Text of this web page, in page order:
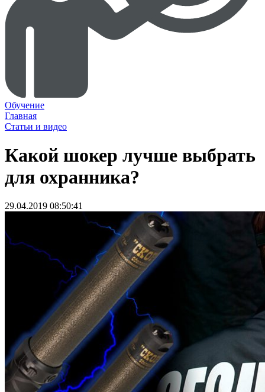
Обучение
Главная
Статьи и видео
Какой шокер лучше выбрать
для охранника?
29.04.2019 08:50:41